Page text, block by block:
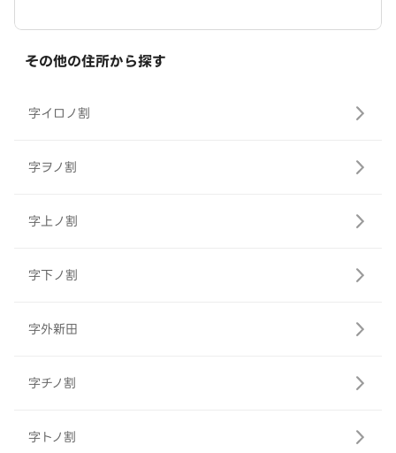
その他の住所から探す
字イロノ割
字ヲノ割
字上ノ割
字下ノ割
字外新田
字チノ割
字トノ割